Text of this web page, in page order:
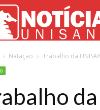
Natação Trabalho da